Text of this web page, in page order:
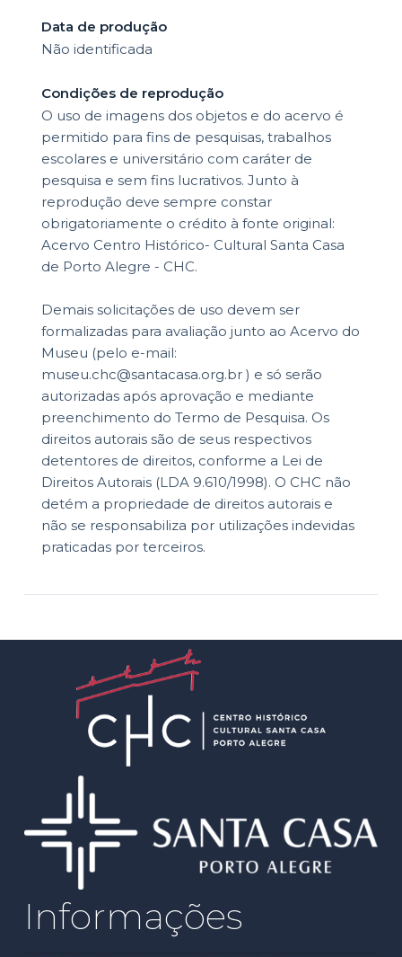
Data de produção
Não identificada
Condições de reprodução
O uso de imagens dos objetos e do acervo é
permitido para fins de pesquisas, trabalhos
escolares e universitário com caráter de
pesquisa e sem fins lucrativos. Junto à
reprodução deve sempre constar
obrigatoriamente o crédito à fonte original:
Acervo Centro Histórico- Cultural Santa Casa
de Porto Alegre - CHC.
Demais solicitações de uso devem ser
formalizadas para avaliação junto ao Acervo do
Museu (pelo e-mail:
museu.chc@santacasa.org.br ) e só serão
autorizadas após aprovação e mediante
preenchimento do Termo de Pesquisa. Os
direitos autorais são de seus respectivos
detentores de direitos, conforme a Lei de
Direitos Autorais (LDA 9.610/1998). O CHC não
detém a propriedade de direitos autorais e
não se responsabiliza por utilizações indevidas
praticadas por terceiros.
Informações